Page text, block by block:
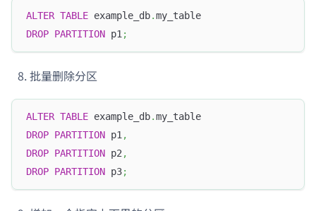
ALTER TABLE example_db.my_table
DROP PARTITION p1 ;
批量删除分区
ALTER TABLE example_db.my_table
DROP PARTITION p1,
DROP PARTITION p2,
DROP PARTITION p3;